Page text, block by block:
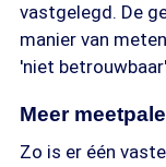
vastgelegd. De
manier van
'niet
Meer
Zo is er één